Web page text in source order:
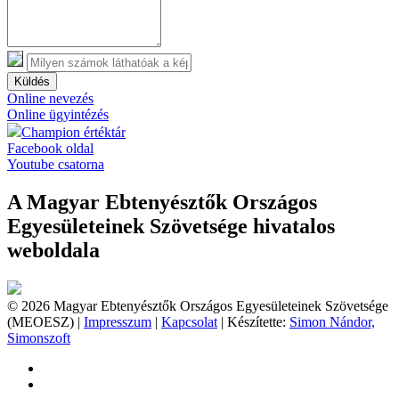
Küldés
Online nevezés
Online ügyintézés
Champion értéktár
Facebook oldal
Youtube csatorna
A Magyar Ebtenyésztők Országos
Egyesületeinek Szövetsége hivatalos
weboldala
© 2026 Magyar Ebtenyésztők Országos Egyesületeinek Szövetsége
(MEOESZ) | Impresszum | Kapcsolat | Készítette: Simon Nándor,
Simonszoft